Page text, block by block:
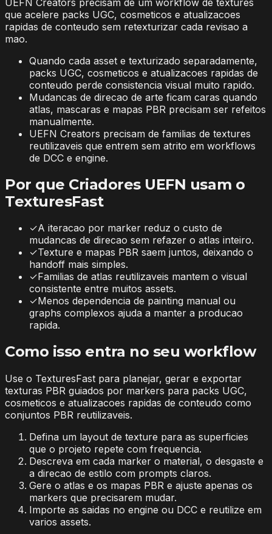
que acelere packs UGC, cosmeticos e atualizacoes
rapidas de conteudo sem retexturizar cada revisao a
mao.
Quando cada asset e texturizado separadamente,
packs UGC, cosmeticos e atualizacoes rapidas de
conteudo perde consistencia visual muito rapido.
Mudancas de direcao de arte ficam caras quando
atlas, mascaras e mapas PBR precisam ser refeitos
manualmente.
UEFN Creators precisam de familias de textures
reutilizaveis que entrem sem atrito em workflows
de DCC e engine.
Por que Criadores UEFN usam o
TexturesFast
✓A iteracao por marker reduz o custo de
mudancas de direcao sem refazer o atlas inteiro.
✓Texture e mapas PBR saem juntos, deixando o
handoff mais simples.
✓Familias de atlas reutilizaveis mantem o visual
consistente entre muitos assets.
✓Menos dependencia de painting manual ou
graphs complexos ajuda a manter a producao
rapida.
Como isso entra no seu workflow
Use o TexturesFast para planejar, gerar e exportar
texturas PBR guiados por markers para packs UGC,
cosmeticos e atualizacoes rapidas de conteudo como
conjuntos PBR reutilizaveis.
Defina um layout de texture para as superficies
que o projeto repete com frequencia.
Descreva em cada marker o material, o desgaste e
a direcao de estilo com prompts claros.
Gere o atlas e os mapas PBR e ajuste apenas os
markers que precisarem mudar.
Importe as saidas no engine ou DCC e reutilize em
varios assets.